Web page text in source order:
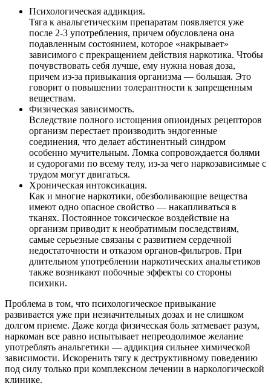
Психологическая аддикция.
Тяга к анальгетическим препаратам появляется уже
после 2-3 употребления, причем обусловлена она
подавленным состоянием, которое «накрывает»
зависимого с прекращением действия наркотика. Чтобы
почувствовать себя лучше, ему нужна новая доза,
причем из-за привыкания организма — большая. Это
говорит о повышении толерантности к запрещенным
веществам.
Физическая зависимость.
Вследствие полного истощения опиоидных рецепторов
организм перестает производить эндогенные
соединения, что делает абстинентный синдром
особенно мучительным. Ломка сопровождается болями
и судорогами по всему телу, из-за чего наркозависимые с
трудом могут двигаться.
Хроническая интоксикация.
Как и многие наркотики, обезболивающие вещества
имеют одно опасное свойство — накапливаться в
тканях. Постоянное токсическое воздействие на
организм приводит к необратимым последствиям,
самые серьезные связаны с развитием сердечной
недостаточности и отказом органов-фильтров. При
длительном употреблении наркотических анальгетиков
также возникают побочные эффекты со стороны
психики.
Проблема в том, что психологическое привыкание
развивается уже при незначительных дозах и не слишком
долгом приеме. Даже когда физическая боль затмевает разум,
наркоман все равно испытывает непреодолимое желание
употреблять анальгетики — аддикция сильнее химической
зависимости. Искоренить тягу к деструктивному поведению
под силу только при комплексном лечении в наркологической
клинике.